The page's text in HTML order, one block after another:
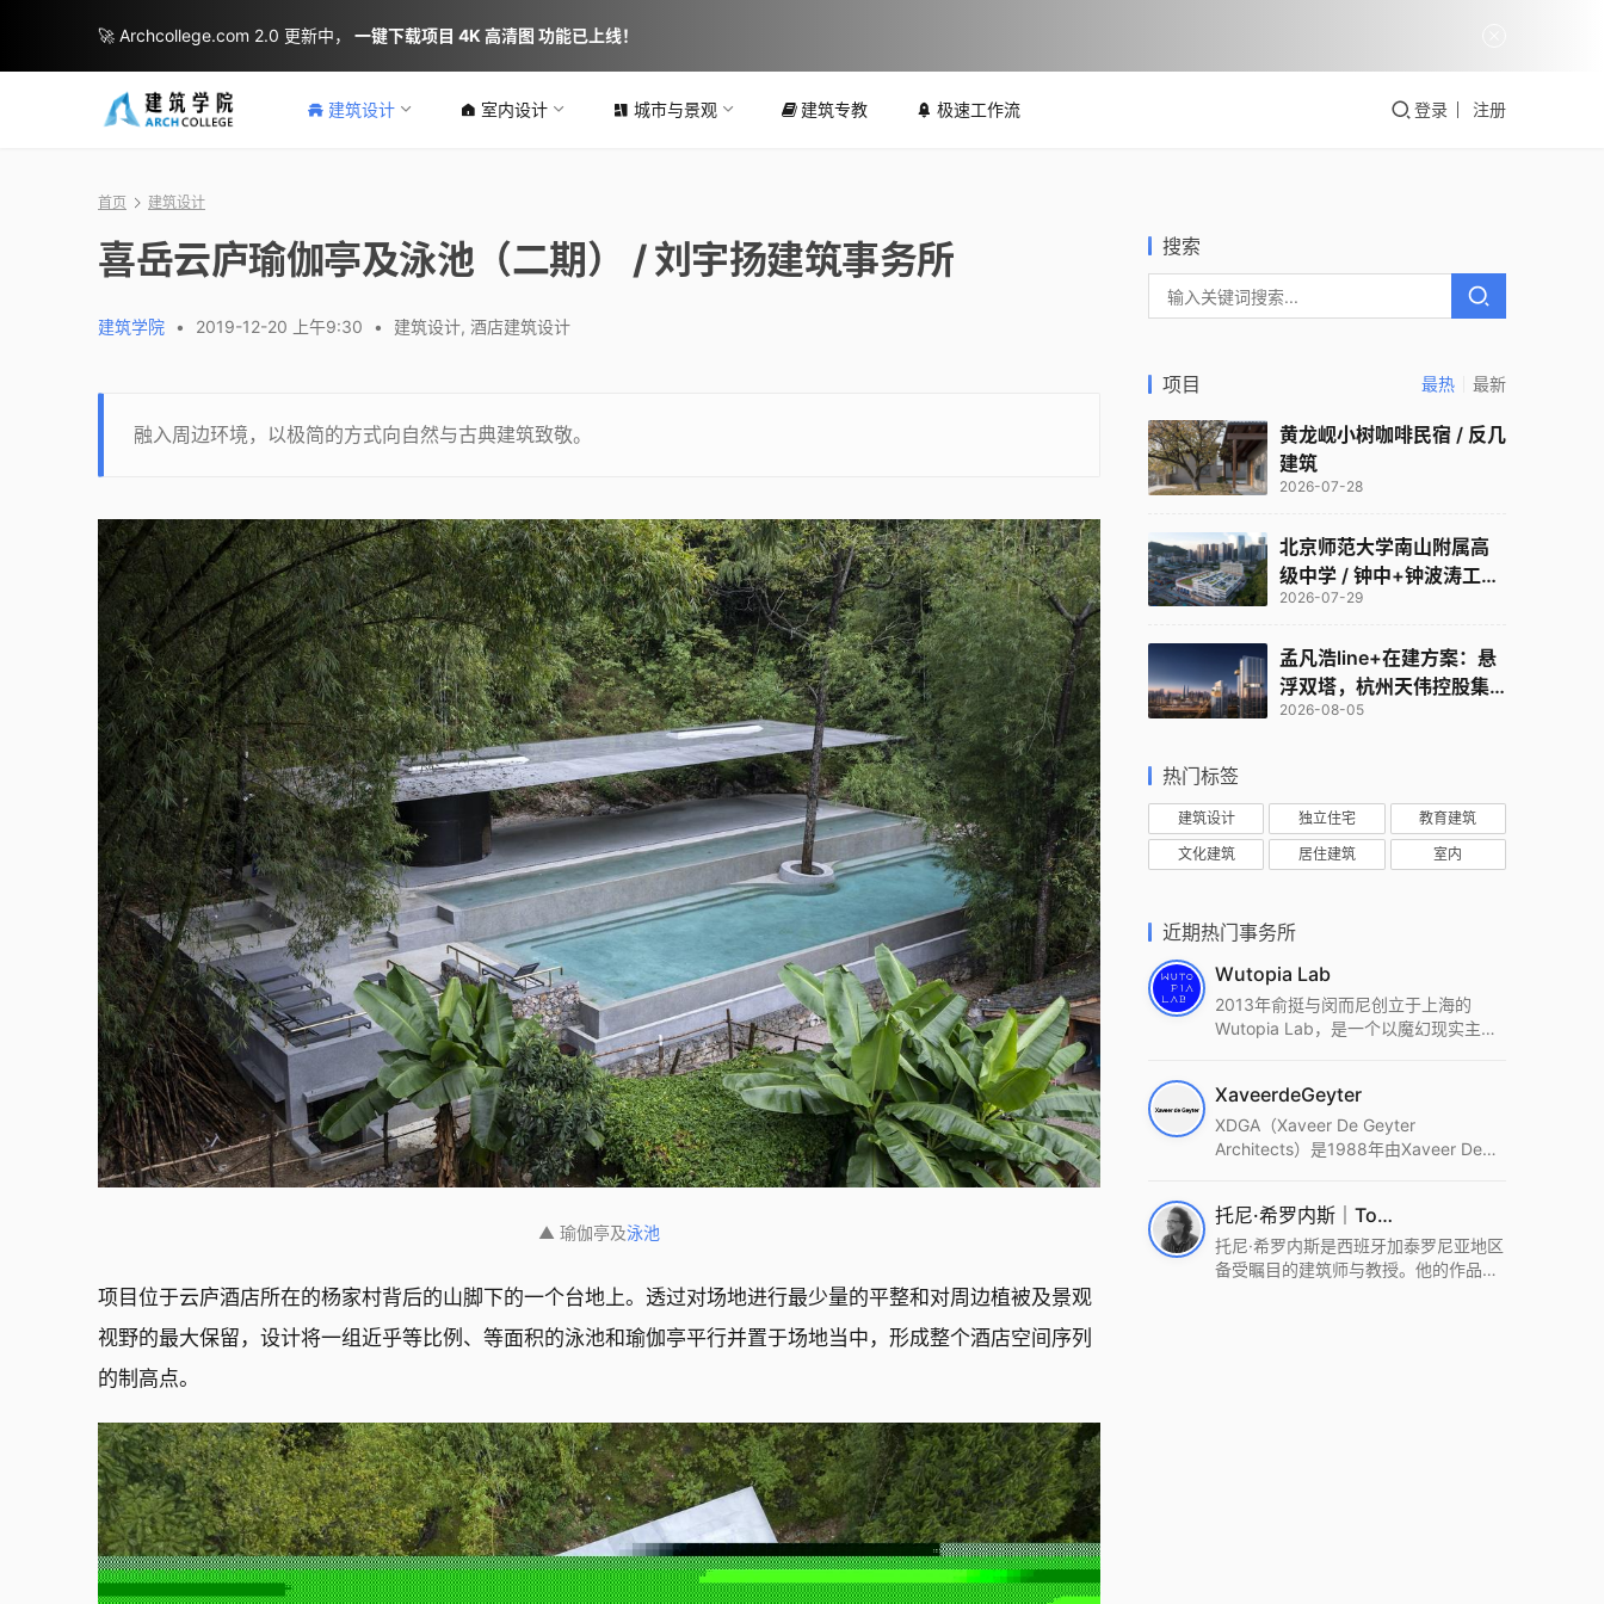
建筑设计 室内设计 城市与景观 建筑专教 极速工作流 登录 注册
首页 建筑设计
喜岳云庐瑜伽亭及泳池（二期） / 刘宇扬建筑事务所
建筑学院 • 2019-12-20 上午9:30 • 建筑设计, 酒店建筑设计
融入周边环境，以极简的方式向自然与古典建筑致敬。
▲ 瑜伽亭及泳池
项目位于云庐酒店所在的杨家村背后的山脚下的一个台地上。透过对场地进行最少量的平整和对周边植被及景观
视野的最大保留，设计将一组近乎等比例、等面积的泳池和瑜伽亭平行并置于场地当中，形成整个酒店空间序列
的制高点。
搜索
项目 最热 最新
黄龙岘小树咖啡民宿 / 反几
建筑
2026-07-28
北京师范大学南山附属高
级中学 / 钟中+钟波涛工作
室
2026-07-29
孟凡浩line+在建方案：悬
浮双塔，杭州天伟控股集
团总部
2026-08-05
热门标签
建筑设计 独立住宅 教育建筑
文化建筑 居住建筑 室内
近期热门事务所
Wutopia Lab
2013年俞挺与闵而尼创立于上海的
Wutopia Lab，是一个以魔幻现实主
统这种新的思维范式为基础，以上海性
和生活性为介入设计的原点，以建筑为
工具，从而推动建筑学和社会学进步。
2022 DFA中获Merit,2021 Architizer
A+ Firm Awards中获Special
Mention：Best Young Firm，2020 IF
XaveerdeGeyter
XDGA（Xaveer De Geyter
Architects）是1988年由Xaveer De
进的设计方法、多元的专业团队和国际
化的作品著称，曾获密斯·凡·德罗奖、
Bigmat奖等多项重要奖项。XDGA主张
托尼·希罗内斯｜Toni Gironès
托尼·希罗内斯是西班牙加泰罗尼亚地区
备受瞩目的建筑师与教授。他的作品深
🚀 Archcollege.com 2.0 更新中， 一键下载项目 4K 高清图 功能已上线！